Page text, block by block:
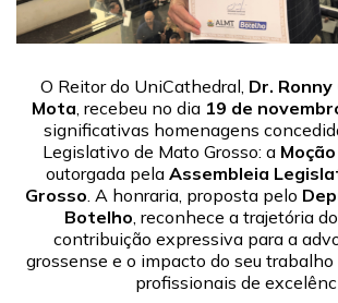
O Reitor do UniCathedral, Dr. Ronny
Mota, recebeu no dia 19 de
significativas homenagens
Legislativo de Mato Grosso: a
outorgada pela Assembleia
Grosso. A honraria, proposta pelo
Botelho, reconhece a trajetória
contribuição expressiva para a
grossense e o impacto do seu
profissionais de